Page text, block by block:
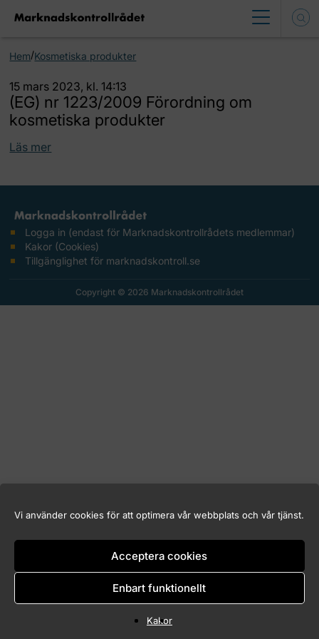
Vi använder cookies för att optimera vår webbplats och vår tjänst.
Acceptera cookies
Enbart funktionellt
Kakor
Hem/Kosmetiska produkter
15 mars 2023, kl. 14:13
(EG) nr 1223/2009 Förordning om
kosmetiska produkter
Läs mer
Logga in (endast för Marknadskontrollrådets medlemmar)
Kakor (Cookies)
Tillgänglighet för marknadskontroll.se
Copyright © 2026 Marknadskontrollrådet